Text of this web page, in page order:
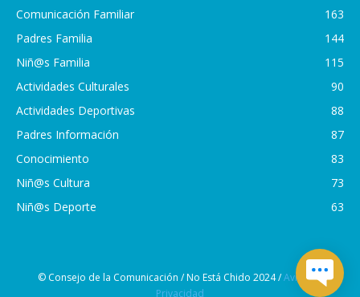
Comunicación Familiar
163
Padres Familia
144
Niñ@s Familia
115
Actividades Culturales
90
Actividades Deportivas
88
Padres Información
87
Conocimiento
83
Niñ@s Cultura
73
Niñ@s Deporte
63
© Consejo de la Comunicación / No Está Chido 2024 /Aviso de
Privacidad